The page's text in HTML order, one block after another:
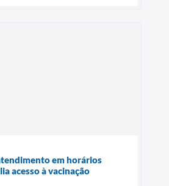
em horários
acesso à vacinação